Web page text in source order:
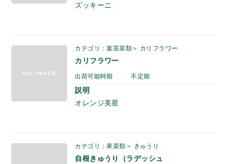
ズッキーニ
カテゴリ：葉茎菜類＞ カリフラワー
カリフラワー
出荷可能時期 不定期
説明
オレンジ美星
カテゴリ：果菜類＞ きゅうり
自根きゅうり（ラデッシュ